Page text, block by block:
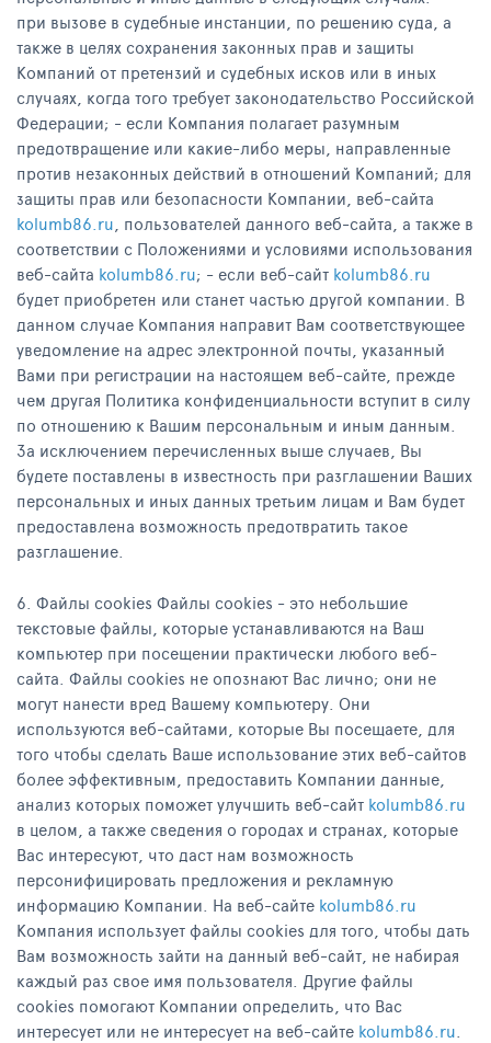
при вызове в судебные инстанции, по решению суда, а
также в целях сохранения законных прав и защиты
Компаний от претензий и судебных исков или в иных
случаях, когда того требует законодательство Российской
Федерации; - если Компания полагает разумным
предотвращение или какие-либо меры, направленные
против незаконных действий в отношений Компаний; для
защиты прав или безопасности Компании, веб-сайта
kolumb86.ru , пользователей данного веб-сайта, а также в
соответствии с Положениями и условиями использования
веб-сайта kolumb86.ru; - если веб-сайт kolumb86.ru
будет приобретен или станет частью другой компании. В
данном случае Компания направит Вам соответствующее
уведомление на адрес электронной почты, указанный
Вами при регистрации на настоящем веб-сайте, прежде
чем другая Политика конфиденциальности вступит в силу
по отношению к Вашим персональным и иным данным.
За исключением перечисленных выше случаев, Вы
будете поставлены в известность при разглашении Ваших
персональных и иных данных третьим лицам и Вам будет
предоставлена возможность предотвратить такое
разглашение.
6. Файлы сookies Файлы cookies - это небольшие
текстовые файлы, которые устанавливаются на Ваш
компьютер при посещении практически любого веб-
сайта. Файлы cookies не опознают Вас лично; они не
могут нанести вред Вашему компьютеру. Они
используются веб-сайтами, которые Вы посещаете, для
того чтобы сделать Ваше использование этих веб-сайтов
более эффективным, предоставить Компании данные,
анализ которых поможет улучшить веб-сайт kolumb86.ru
в целом, а также сведения о городах и странах, которые
Вас интересуют, что даст нам возможность
персонифицировать предложения и рекламную
информацию Компании. На веб-сайте kolumb86.ru
Компания использует файлы cookies для того, чтобы дать
Вам возможность зайти на данный веб-сайт, не набирая
каждый раз свое имя пользователя. Другие файлы
cookies помогают Компании определить, что Вас
интересует или не интересует на веб-сайте kolumb86.ru